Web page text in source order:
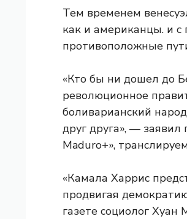
Тем временем
как и американцы. и с
противоположные
«Кто бы ни дошел до
революционное
боливарианский
друг друга», —
Maduro+»,
«Камала Харрис
продвигая
газете социолог